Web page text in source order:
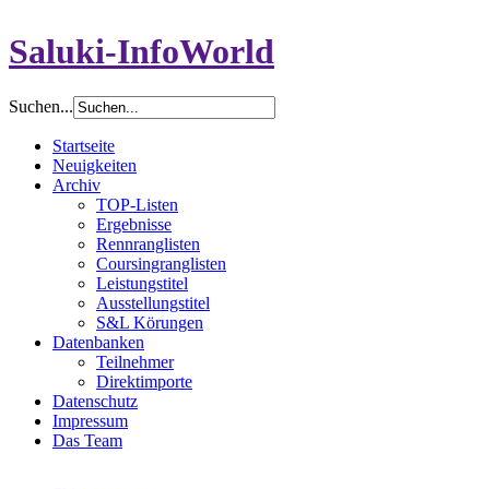
Saluki-InfoWorld
Suchen...
Startseite
Neuigkeiten
Archiv
TOP-Listen
Ergebnisse
Rennranglisten
Coursingranglisten
Leistungstitel
Ausstellungstitel
S&L Körungen
Datenbanken
Teilnehmer
Direktimporte
Datenschutz
Impressum
Das Team